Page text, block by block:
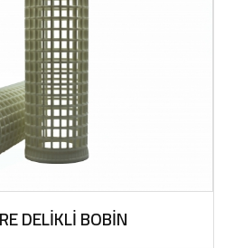
DELİKLİ BOBİN